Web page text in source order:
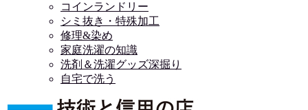
コインランドリー
シミ抜き・特殊加工
修理&染め
家庭洗濯の知識
洗剤＆洗濯グッズ深掘り
自宅で洗う
HOME